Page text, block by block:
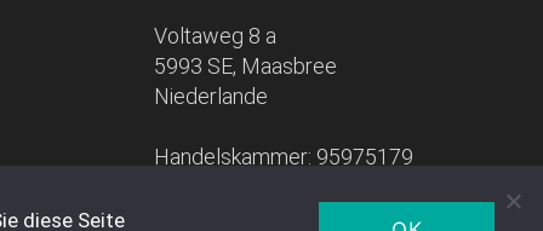
Voltaweg 8 a
5993 SE, Maasbree
Niederlande
Handelskammer: 95975179
diese Seite